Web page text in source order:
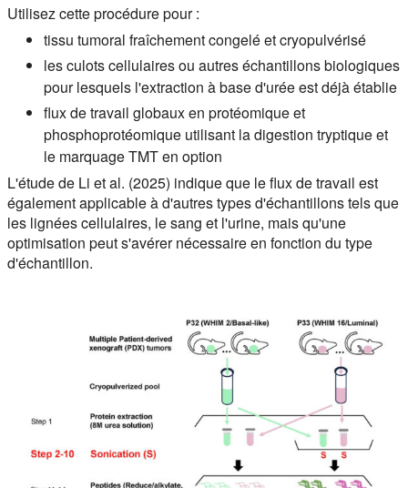
Utilisez cette procédure pour :
tissu tumoral fraîchement congelé et cryopulvérisé
les culots cellulaires ou autres échantillons biologiques
pour lesquels l'extraction à base d'urée est déjà établie
flux de travail globaux en protéomique et
phosphoprotéomique utilisant la digestion tryptique et
le marquage TMT en option
L'étude de Li et al. (2025) indique que le flux de travail est
également applicable à d'autres types d'échantillons tels que
les lignées cellulaires, le sang et l'urine, mais qu'une
optimisation peut s'avérer nécessaire en fonction du type
d'échantillon.